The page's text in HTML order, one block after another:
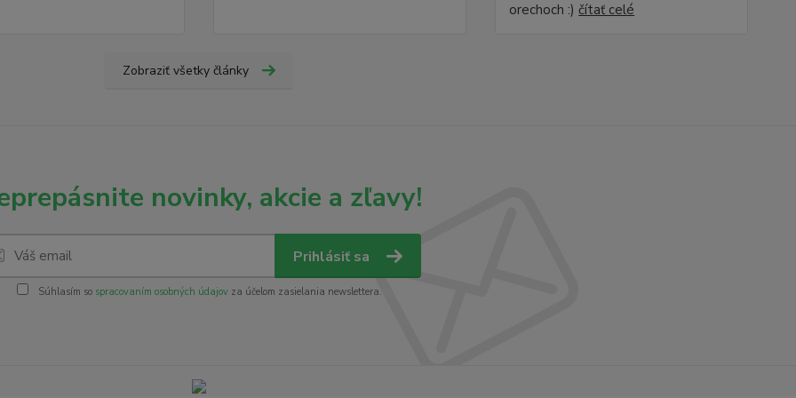
orechoch :)čítať celé
Zobraziť všetky články
novinky, akcie a zľavy!
Prihlásiť sa
Súhlasím so spracovaním osobných údajovza účelom zasielania newslettera.